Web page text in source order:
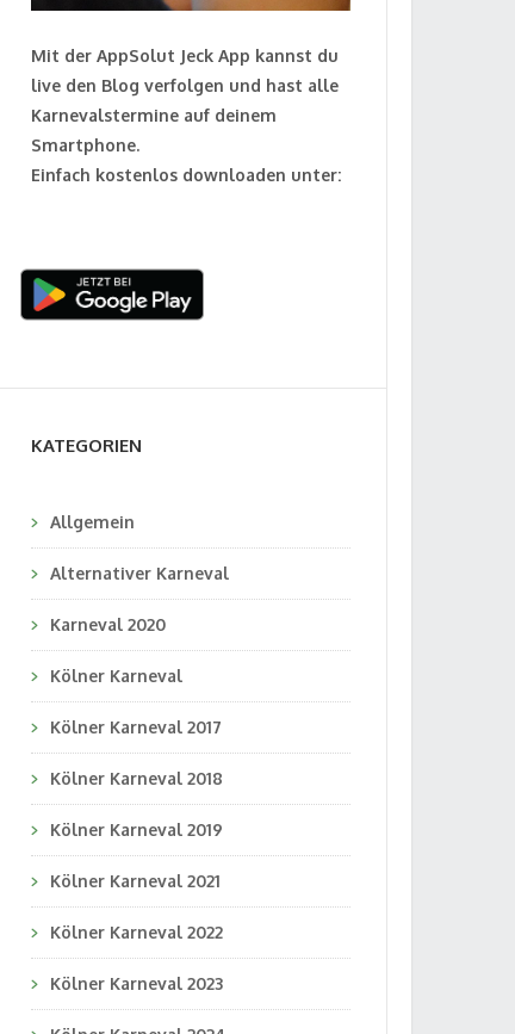
Mit der AppSolut Jeck App kannst du
live den Blog verfolgen und hast alle
Karnevalstermine auf deinem
Smartphone.
Einfach kostenlos downloaden unter:
KATEGORIEN
Allgemein
Alternativer Karneval
Karneval 2020
Kölner Karneval
Kölner Karneval 2017
Kölner Karneval 2018
Kölner Karneval 2019
Kölner Karneval 2021
Kölner Karneval 2022
Kölner Karneval 2023